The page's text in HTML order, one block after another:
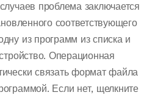
проблема заключается
соответствующего
из программ из списка и
Операционная
связать формат файла
Если нет, щелкните